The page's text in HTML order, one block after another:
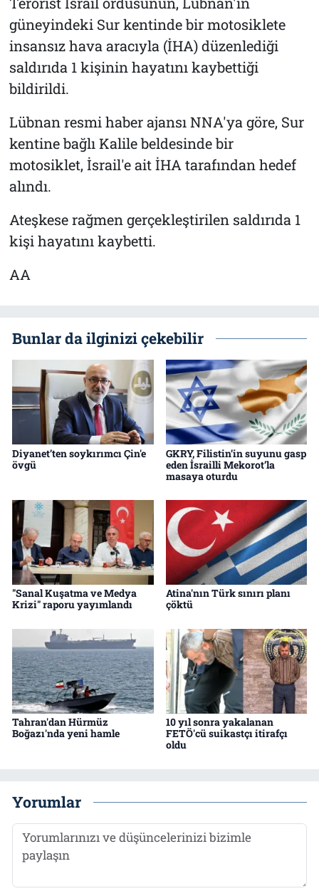
güneyindeki Sur kentinde bir motosiklete
insansız hava aracıyla (İHA) düzenlediği
saldırıda 1 kişinin hayatını kaybettiği
bildirildi.
Lübnan resmi haber ajansı NNA'ya göre, Sur
kentine bağlı Kalile beldesinde bir
motosiklet, İsrail'e ait İHA tarafından hedef
alındı.
Ateşkese rağmen gerçekleştirilen saldırıda 1
kişi hayatını kaybetti.
AA
Bunlar da ilginizi çekebilir
Diyanet’ten soykırımcı Çin'e
övgü
GKRY, Filistin’in suyunu gasp
eden İsrailli Mekorot’la
masaya oturdu
"Sanal Kuşatma ve Medya
Krizi" raporu yayımlandı
Atina'nın Türk sınırı planı
çöktü
Tahran'dan Hürmüz
Boğazı'nda yeni hamle
10 yıl sonra yakalanan
FETÖ'cü suikastçı itirafçı
oldu
Yorumlar